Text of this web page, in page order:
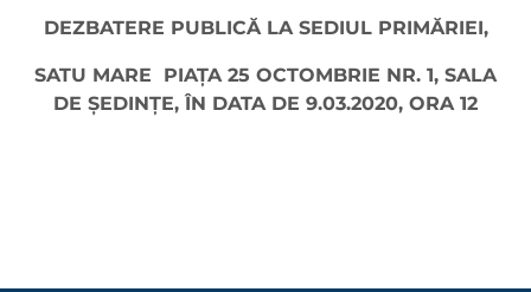
DEZBATERE PUBLICĂ LA SEDIUL PRIMĂRIEI,
SATU MARE PIAŢA 25 OCTOMBRIE NR. 1, SALA
DE ŞEDINŢE, ÎN DATA DE 9.03.2020, ORA 12